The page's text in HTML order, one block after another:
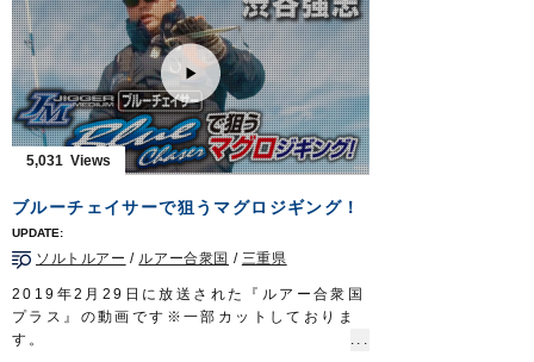
イカメタルを巧みに操るのは、倉敷のフィッ
シングショップに勤める重本尚也さん。
宝の山に当たれば望外の釣果が待っている。
漁火が誘う山陰イカメタルゲーム。その面白
さは、お墨付き…
眩きシロイカが夏の到来を告げる。
■放送日 2019年8月25日
■タックル
リール：小型両軸リール（カウンター付き）
メインライン：PE 0.6号
仕掛け：イカメタルの基本100cm
レベルスッテ20号
／ Draw4 2.5号
OWNERMOVIE
http://ownertv.jp/
オーナーばりwebsite
http://www.owner.co.jp
5,031
ブルーチェイサーで狙うマグロジギング！
ソルトルアー / ルアー合衆国 / 三重県
2019年2月29日に放送された『ルアー合衆国
プラス』の動画です※一部カットしておりま
す。